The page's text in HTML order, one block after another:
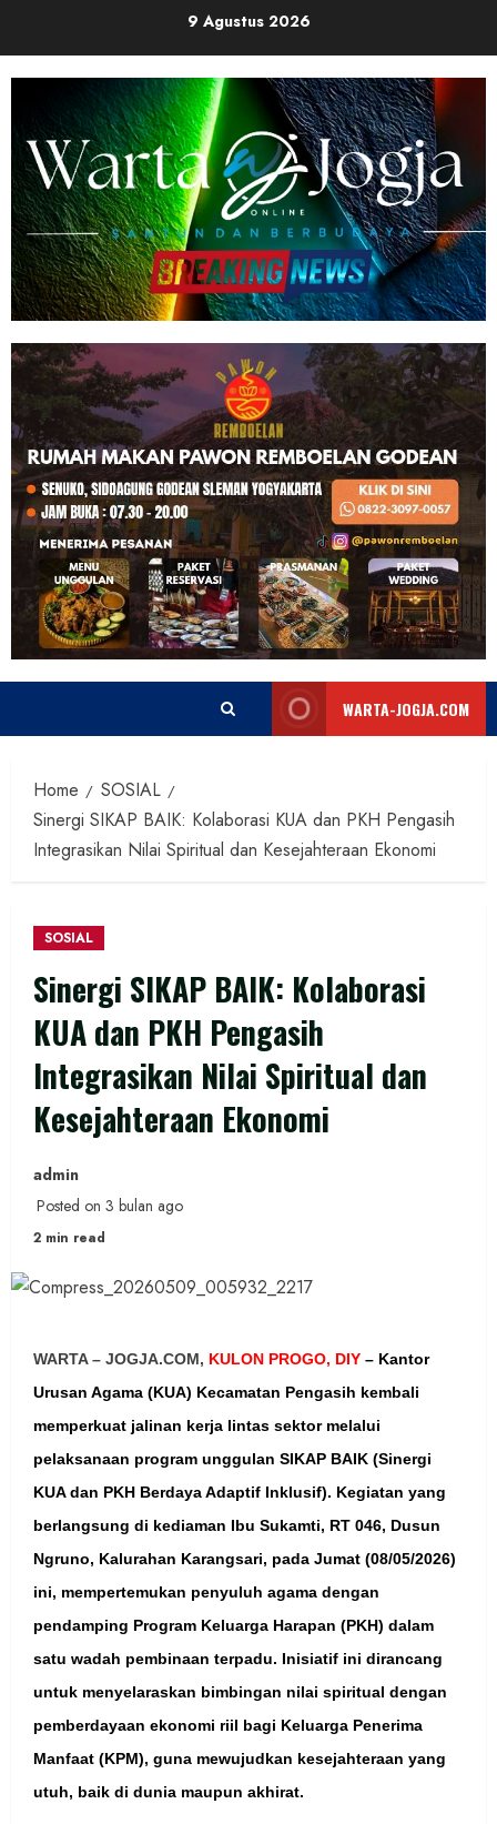
content
9 Agustus 2026
WARTA-JOGJA.COM
Home
SOSIAL
Sinergi SIKAP BAIK: Kolaborasi KUA dan PKH Pengasih
Integrasikan Nilai Spiritual dan Kesejahteraan Ekonomi
SOSIAL
Sinergi SIKAP BAIK: Kolaborasi
KUA dan PKH Pengasih
Integrasikan Nilai Spiritual dan
Kesejahteraan Ekonomi
admin
Posted on 3 bulan ago
2 min read
WARTA – JOGJA.COM, KULON PROGO, DIY – Kantor
Urusan Agama (KUA) Kecamatan Pengasih kembali
memperkuat jalinan kerja lintas sektor melalui
pelaksanaan program unggulan SIKAP BAIK (Sinergi
KUA dan PKH Berdaya Adaptif Inklusif). Kegiatan yang
berlangsung di kediaman Ibu Sukamti, RT 046, Dusun
Ngruno, Kalurahan Karangsari, pada Jumat (08/05/2026)
ini, mempertemukan penyuluh agama dengan
pendamping Program Keluarga Harapan (PKH) dalam
satu wadah pembinaan terpadu. Inisiatif ini dirancang
untuk menyelaraskan bimbingan nilai spiritual dengan
pemberdayaan ekonomi riil bagi Keluarga Penerima
Manfaat (KPM), guna mewujudkan kesejahteraan yang
utuh, baik di dunia maupun akhirat.